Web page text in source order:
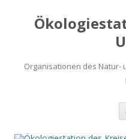
Organisationen des Natur-